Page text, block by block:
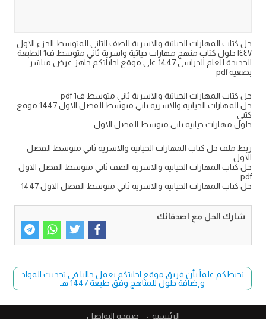
حل كتاب المهارات الحياتية والاسرية للصف الثاني المتوسط الجزء الاول
١٤٤٧ حلول كتاب منهج مهارات حياتية واسرية ثاني متوسط ف1 الطبعة
الجديدة للعام الدراسي 1447 على موقع اجاباتكم جاهز عرض مباشر
بصغية pdf
حل كتاب المهارات الحياتية والاسرية ثاني متوسط ف1 pdf
حل المهارات الحياتية والاسرية ثاني متوسط الفصل الاول 1447 موقع
كتبي
حلول مهارات حياتية ثاني متوسط الفصل الاول
ربط ملف حل كتاب المهارات الحياتية والاسرية ثاني متوسط الفصل
الاول
حل كتاب المهارات الحياتية والاسرية الصف ثاني متوسط الفصل الاول
pdf
حل كتاب المهارات الحياتية والاسرية ثاني متوسط الفصل الاول 1447
شارك الحل مع اصدقائك
نحيطكم علماً بأن فريق موقع اجابتكم يعمل حاليا في تحديث المواد
وإضافة حلول للمناهج وفق طبعة 1447 هـ
الرئيسية صفحة التواصل